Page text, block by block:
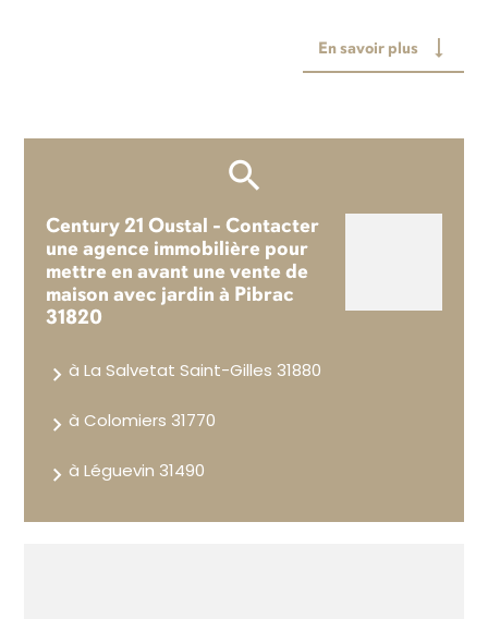
En savoir plus
Century 21 Oustal - Contacter
une agence immobilière pour
mettre en avant une vente de
maison avec jardin à Pibrac
31820
à La Salvetat Saint-Gilles 31880
à Colomiers 31770
à Léguevin 31490